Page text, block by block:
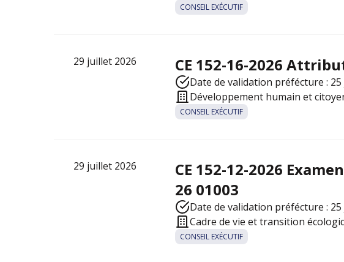
CONSEIL EXÉCUTIF
29 juillet 2026 CE 152-16-2026
Date de validation préfécture :
Développement humain et
CONSEIL EXÉCUTIF
29 juillet 2026
CE 152-12-2026
26 01003
Date de validation préfécture :
Cadre de vie et transition
CONSEIL EXÉCUTIF